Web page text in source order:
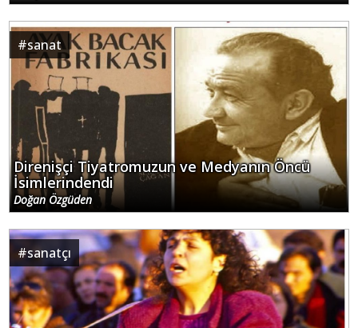
#sanat
Direnişçi Tiyatromuzun ve Medyanın Öncü
İsimlerindendi
Doğan Özgüden
#sanatçı